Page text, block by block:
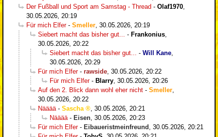
Der Fußball und Sport am Samstag - Thread - Olaf1970
30.05.2026, 20:19
Für mich Elfer- Smeller 30.05.2026, 20:19
Siebert macht das bisher gut...
- Frankonius
30.05.2026, 20:22
Siebert macht das bisher gut...
- Will Kane
30.05.2026, 20:29
Für mich Elfer- rawside 30.05.2026, 20:22
Für mich Elfer- Blarry 30.05.2026, 20:26
Auf den 2. Blick dann wohl eher nicht - Smeller
30.05.2026, 20:22
Nääää - Sascha
30.05.2026, 20:21
Nääää - Eisen 30.05.2026, 20:23
Für mich Elfer- Eibaueristmeinfreund
30.05.2026, 20:21